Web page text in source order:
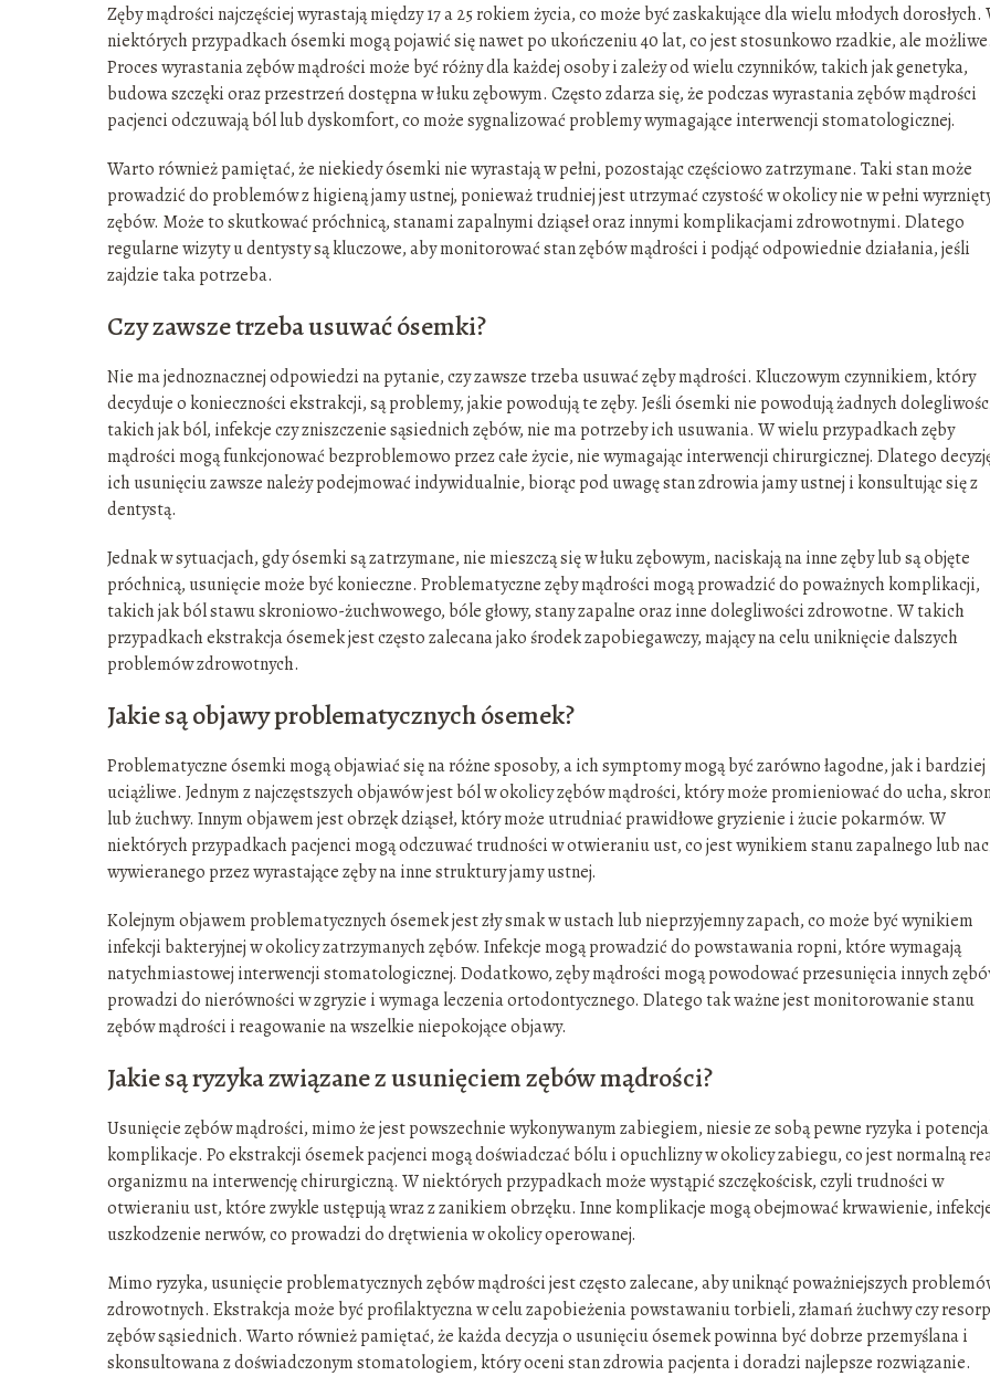
Zęby mądrości najczęściej wyrastają między 17 a 25 rokiem życia, co może być zaskakujące dla wielu młodych dorosłych.
niektórych przypadkach ósemki mogą pojawić się nawet po ukończeniu 40 lat, co jest stosunkowo rzadkie, ale
Proces wyrastania zębów mądrości może być różny dla każdej osoby i zależy od wielu czynników, takich jak genetyka,
budowa szczęki oraz przestrzeń dostępna w łuku zębowym. Często zdarza się, że podczas wyrastania zębów mądrości
pacjenci odczuwają ból lub dyskomfort, co może sygnalizować problemy wymagające interwencji stomatologicznej.
Warto również pamiętać, że niekiedy ósemki nie wyrastają w pełni, pozostając częściowo zatrzymane. Taki stan może
prowadzić do problemów z higieną jamy ustnej, ponieważ trudniej jest utrzymać czystość w okolicy nie w pełni
zębów. Może to skutkować próchnicą, stanami zapalnymi dziąseł oraz innymi komplikacjami zdrowotnymi. Dlatego
regularne wizyty u dentysty są kluczowe, aby monitorować stan zębów mądrości i podjąć odpowiednie działania, jeśli
zajdzie taka potrzeba.
Czy zawsze trzeba usuwać ósemki?
Nie ma jednoznacznej odpowiedzi na pytanie, czy zawsze trzeba usuwać zęby mądrości. Kluczowym czynnikiem, który
decyduje o konieczności ekstrakcji, są problemy, jakie powodują te zęby. Jeśli ósemki nie powodują żadnych
takich jak ból, infekcje czy zniszczenie sąsiednich zębów, nie ma potrzeby ich usuwania. W wielu przypadkach zęby
mądrości mogą funkcjonować bezproblemowo przez całe życie, nie wymagając interwencji chirurgicznej. Dlatego
ich usunięciu zawsze należy podejmować indywidualnie, biorąc pod uwagę stan zdrowia jamy ustnej i konsultując się z
dentystą.
Jednak w sytuacjach, gdy ósemki są zatrzymane, nie mieszczą się w łuku zębowym, naciskają na inne zęby lub są objęte
próchnicą, usunięcie może być konieczne. Problematyczne zęby mądrości mogą prowadzić do poważnych komplikacji,
takich jak ból stawu skroniowo-żuchwowego, bóle głowy, stany zapalne oraz inne dolegliwości zdrowotne. W takich
przypadkach ekstrakcja ósemek jest często zalecana jako środek zapobiegawczy, mający na celu uniknięcie dalszych
problemów zdrowotnych.
Jakie są objawy problematycznych ósemek?
Problematyczne ósemki mogą objawiać się na różne sposoby, a ich symptomy mogą być zarówno łagodne, jak i bardziej
uciążliwe. Jednym z najczęstszych objawów jest ból w okolicy zębów mądrości, który może promieniować do ucha,
lub żuchwy. Innym objawem jest obrzęk dziąseł, który może utrudniać prawidłowe gryzienie i żucie pokarmów. W
niektórych przypadkach pacjenci mogą odczuwać trudności w otwieraniu ust, co jest wynikiem stanu zapalnego lub
wywieranego przez wyrastające zęby na inne struktury jamy ustnej.
Kolejnym objawem problematycznych ósemek jest zły smak w ustach lub nieprzyjemny zapach, co może być wynikiem
infekcji bakteryjnej w okolicy zatrzymanych zębów. Infekcje mogą prowadzić do powstawania ropni, które wymagają
natychmiastowej interwencji stomatologicznej. Dodatkowo, zęby mądrości mogą powodować przesunięcia innych
prowadzi do nierówności w zgryzie i wymaga leczenia ortodontycznego. Dlatego tak ważne jest monitorowanie stanu
zębów mądrości i reagowanie na wszelkie niepokojące objawy.
Jakie są ryzyka związane z usunięciem zębów mądrości?
Usunięcie zębów mądrości, mimo że jest powszechnie wykonywanym zabiegiem, niesie ze sobą pewne ryzyka i
komplikacje. Po ekstrakcji ósemek pacjenci mogą doświadczać bólu i opuchlizny w okolicy zabiegu, co jest normalną
organizmu na interwencję chirurgiczną. W niektórych przypadkach może wystąpić szczękościsk, czyli trudności w
otwieraniu ust, które zwykle ustępują wraz z zanikiem obrzęku. Inne komplikacje mogą obejmować krwawienie,
uszkodzenie nerwów, co prowadzi do drętwienia w okolicy operowanej.
Mimo ryzyka, usunięcie problematycznych zębów mądrości jest często zalecane, aby uniknąć poważniejszych
zdrowotnych. Ekstrakcja może być profilaktyczna w celu zapobieżenia powstawaniu torbieli, złamań żuchwy czy
zębów sąsiednich. Warto również pamiętać, że każda decyzja o usunięciu ósemek powinna być dobrze przemyślana i
skonsultowana z doświadczonym stomatologiem, który oceni stan zdrowia pacjenta i doradzi najlepsze rozwiązanie.